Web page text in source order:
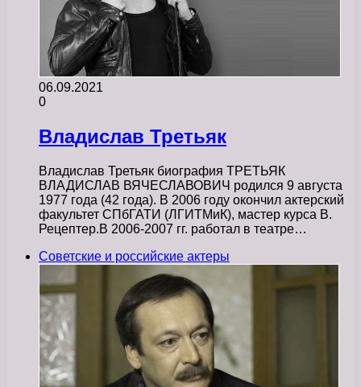
06.09.2021
0
Владислав Третьяк
Владислав Третьяк биография ТРЕТЬЯК
ВЛАДИСЛАВ ВЯЧЕСЛАВОВИЧ родился 9 августа
1977 года (42 года). В 2006 году окончил актерский
факультет СПбГАТИ (ЛГИТМиК), мастер курса В.
Рецептер.В 2006-2007 гг. работал в театре…
Советские и российские актеры